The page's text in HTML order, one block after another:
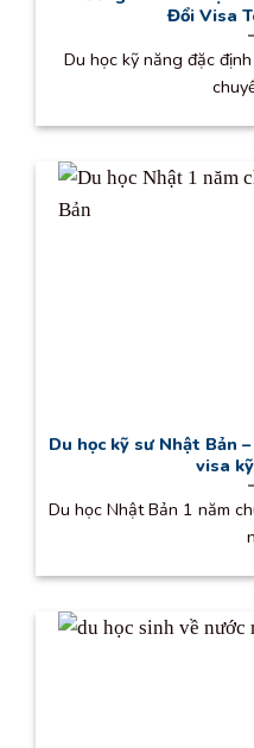
Đổi Visa
Du học kỹ năng đặc
Du học kỹ sư Nhật Bản
visa
Du học Nhật Bản 1 năm